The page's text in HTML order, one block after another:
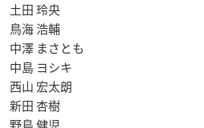
土田 玲央
鳥海 浩輔
中澤 まさとも
中島 ヨシキ
西山 宏太朗
新田 杏樹